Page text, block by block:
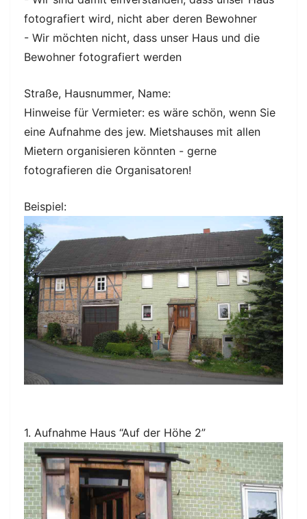
fotografiert wird, nicht aber deren Bewohner
- Wir möchten nicht, dass unser Haus und die
Bewohner fotografiert werden
Straße, Hausnummer, Name:
Hinweise für Vermieter: es wäre schön, wenn Sie
eine Aufnahme des jew. Mietshauses mit allen
Mietern organisieren könnten - gerne
fotografieren die Organisatoren!
Beispiel:
1. Aufnahme Haus “Auf der Höhe 2”